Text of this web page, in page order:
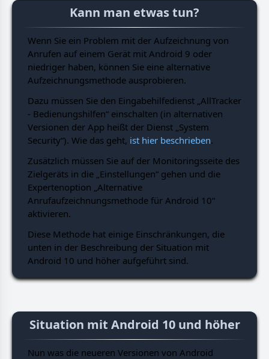
Kann man etwas tun?
Wenn Sie ein Problem mit der Aufzeichnung von
Anrufen auf einem Gerät mit Android 9 oder
niedriger haben, können Sie eine alternative
Aufzeichnungsmethode ausprobieren.
Dazu müssen Sie den Eingabehilfedienst „AllTracker
- Bedienungshilfen“ einschalten (in alternativen
Versionen der App heißt der Dienst „System
Security“). Wie das geht, ist hier beschrieben.
Zusätzlich müssen Sie auf der Monitoringsseite des
Zielgeräts in die „Einstellungen“ gehen und die
Expertenoption „Alternative
Anrufaufzeichnungsmethode für Android 10“
aktivieren.
Diese Methode hat einige Einschränkungen, die
unten in der Beschreibung der Situation mit
Android 10 und höher aufgeführt sind.
Situation mit Android 10 und höher
Nun was die neueren Versionen von Android